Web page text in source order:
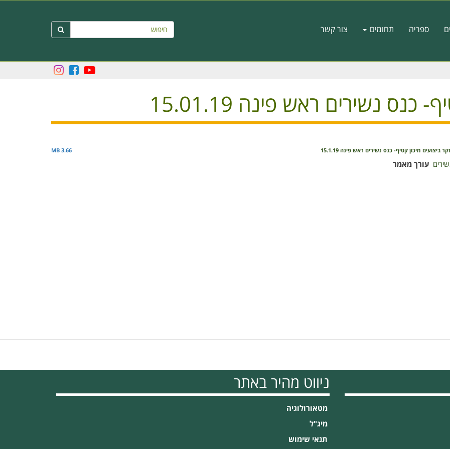
ספריה תחומים צור קשר חיפוש 
נשירים ראש פינה 15.01.19
ביצועים מיכון קטיף- כנס נשירים ראש פינה 15.1.19 3.66 MB
עורך מאמר
ניווט מהיר באתר
מטאורולוגיה
מיג"ל
תנאי שימוש